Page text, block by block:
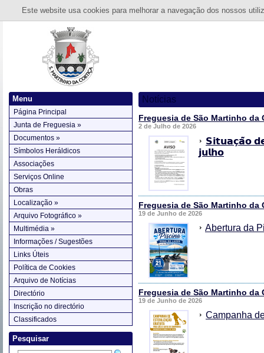
Este website usa cookies para melhorar a navegação dos nossos
Menu
Página Principal
Junta de Freguesia »
Documentos »
Símbolos Heráldicos
Associações
Serviços Online
Obras
Localização »
Arquivo Fotográfico »
Multimédia »
Informações / Sugestões
Links Úteis
Política de Cookies
Arquivo de Notícias
Directório
Inscrição no directório
Classificados
Pesquisar
Notícias
Freguesia de São Martinho da
2 de Julho de 2026
𝗦𝗶𝘁𝘂𝗮𝗰̧𝗮̃𝗼
𝗷𝘂𝗹𝗵𝗼
Freguesia de São Martinho da
19 de Junho de 2026
Abertura da
Freguesia de São Martinho da
19 de Junho de 2026
Campanha